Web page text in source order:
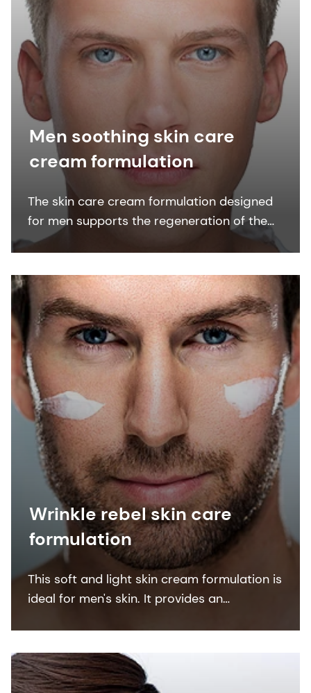
Men soothing skin care
cream formulation
The skin care cream formulation designed
for men supports the regeneration of the
epidermal permeability barrier of dry skin
Wrinkle rebel skin care
formulation
This soft and light skin cream formulation is
ideal for men's skin. It provides an